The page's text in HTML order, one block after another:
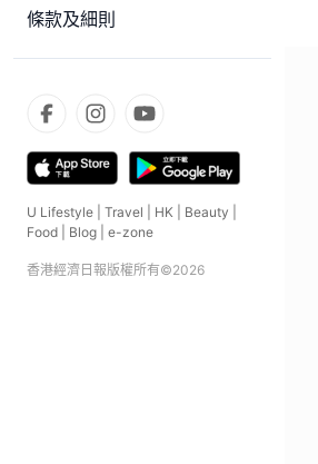
條款及細則
U Lifestyle Travel HK Beauty
Food
Blog e-zone
香港經濟日報版權所有©2026